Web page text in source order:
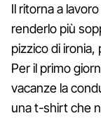
Il ritorna a
renderlo più
pizzico di
Per il primo
vacanze la
una t-shirt che